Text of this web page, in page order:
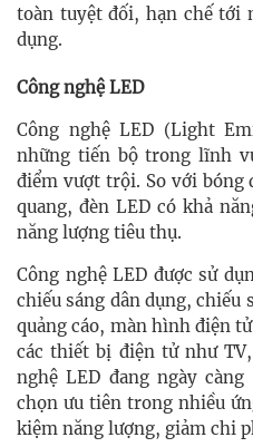
toàn tuyệt đối, hạn chế tới
dụng.
Công nghệ LED
Công nghệ LED (Light
những tiến bộ trong lĩnh
điểm vượt trội. So với bóng
quang, đèn LED có khả
năng lượng tiêu thụ.
Công nghệ LED được sử
chiếu sáng dân dụng, chiếu
quảng cáo, màn hình điện
các thiết bị điện tử như
nghệ LED đang ngày
chọn ưu tiên trong nhiều
kiệm năng lượng, giảm chi